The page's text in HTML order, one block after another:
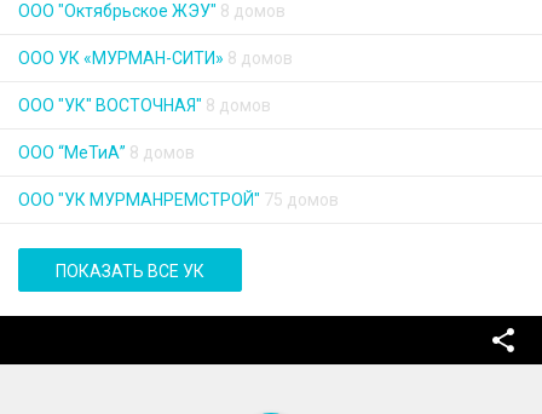
ООО "Октябрьское ЖЭУ" 8 домов
ООО УК «МУРМАН-СИТИ» 8 домов
ООО "УК" ВОСТОЧНАЯ" 8 домов
ООО “МеТиА” 8 домов
ООО "УК МУРМАНРЕМСТРОЙ" 75 домов
ПОКАЗАТЬ ВСЕ УК